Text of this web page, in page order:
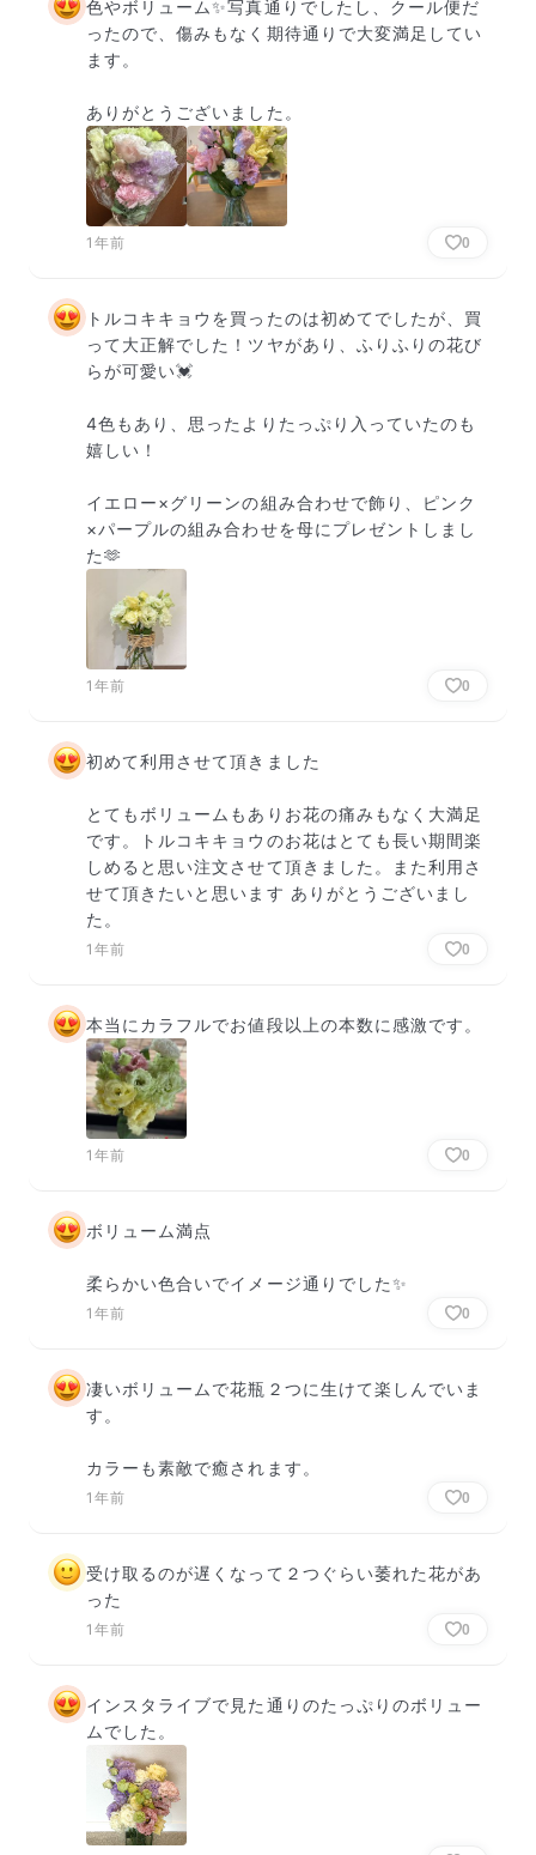
色やボリューム✨写真通りでしたし、クール便だ
ったので、傷みもなく期待通りで大変満足してい
ます。
ありがとうございました。
1年前 0
トルコキキョウを買ったのは初めてでしたが、買
って大正解でした！ツヤがあり、ふりふりの花び
らが可愛い💓
4色もあり、思ったよりたっぷり入っていたのも
嬉しい！
イエロー×グリーンの組み合わせで飾り、ピンク
×パープルの組み合わせを母にプレゼントしまし
た🫶
1年前 0
初めて利用させて頂きました
とてもボリュームもありお花の痛みもなく大満足
です。トルコキキョウのお花はとても長い期間楽
しめると思い注文させて頂きました。また利用さ
せて頂きたいと思います ありがとうございまし
た。
1年前 0
本当にカラフルでお値段以上の本数に感激です。
1年前 0
ボリューム満点
柔らかい色合いでイメージ通りでした✨️
1年前 0
凄いボリュームで花瓶２つに生けて楽しんでいま
す。
カラーも素敵で癒されます。
1年前 0
受け取るのが遅くなって２つぐらい萎れた花があ
った
1年前 0
インスタライブで見た通りのたっぷりのボリュー
ムでした。